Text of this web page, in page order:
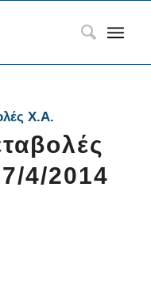
Χ.Α.
4/2014